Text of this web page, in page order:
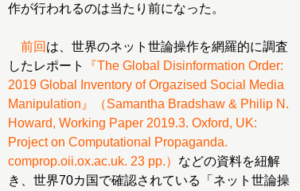
作が行われるのは当たり前になった。
前回 は、世界のネット世論操作を網羅的に調査
したレポート
『The Global Disinformation Order:
2019 Global Inventory of Orgazised Social Media
Manipulation』（Samantha Bradshaw & Philip N.
Howard, Working Paper 2019.3. Oxford, UK:
Project on Computational Propaganda.
comprop.oii.ox.ac.uk. 23 pp.） などの資料を紐解
き、世界70カ国で確認されている「ネット世論操